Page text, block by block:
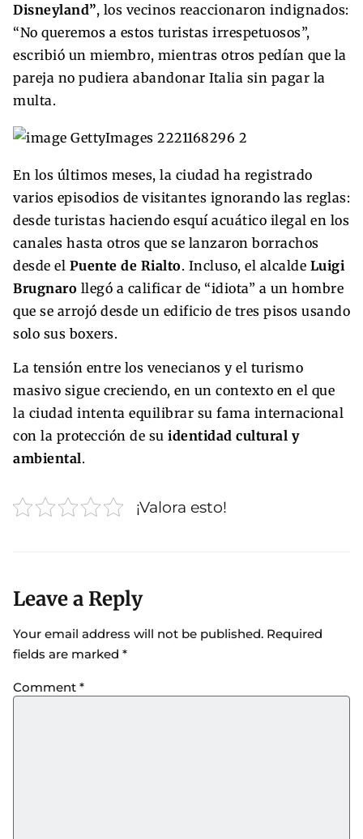
Disneyland”, los vecinos reaccionaron indignados:
“No queremos a estos turistas irrespetuosos”,
escribió un miembro, mientras otros pedían que la
pareja no pudiera abandonar Italia sin pagar la
multa.
En los últimos meses, la ciudad ha registrado
varios episodios de visitantes ignorando las reglas:
desde turistas haciendo esquí acuático ilegal en los
canales hasta otros que se lanzaron borrachos
desde el Puente de Rialto. Incluso, el alcalde Luigi
Brugnaro llegó a calificar de “idiota” a un hombre
que se arrojó desde un edificio de tres pisos usando
solo sus boxers.
La tensión entre los venecianos y el turismo
masivo sigue creciendo, en un contexto en el que
la ciudad intenta equilibrar su fama internacional
con la protección de su identidad cultural y
ambiental.
¡Valora esto!
Leave a Reply
Your email address will not be published. Required
fields are marked *
Comment *